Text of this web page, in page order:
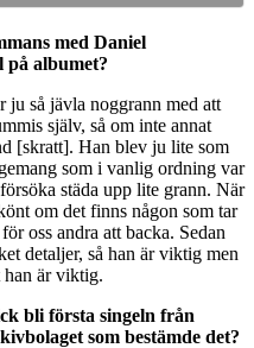
med Daniel
på albumet?
ju så jävla noggrann med att
själv, så om inte annat
[skratt]. Han blev ju lite som
som i vanlig ordning var
städa upp lite grann. När
om det finns någon som tar
oss andra att backa. Sedan
detaljer, så han är viktig men
han är viktig.
bli första singeln från
som bestämde det?